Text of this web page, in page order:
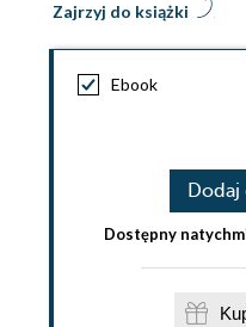
Zajrzyj do książki
Ebook
Dodaj
Dostępny